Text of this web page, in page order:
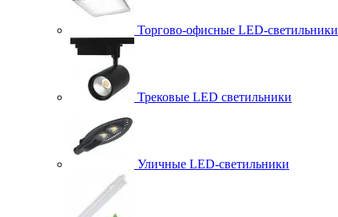
Торгово-офисные LED-светильники
Трековые LED светильники
Уличные LED-светильники